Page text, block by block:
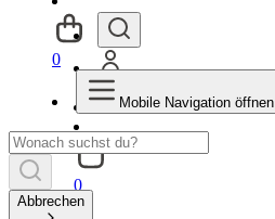
0
0
Mobile Navigation öffnen
Abbrechen